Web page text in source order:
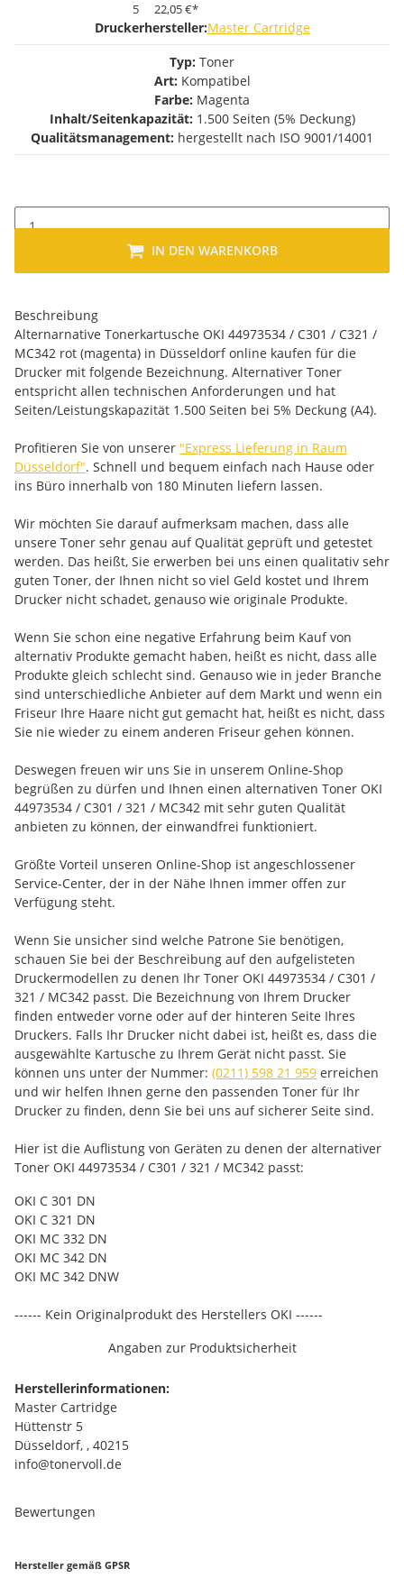
5
22,05 €*
Druckerhersteller:Master Cartridge
Typ: Toner
Art: Kompatibel
Farbe: Magenta
Inhalt/Seitenkapazität: 1.500 Seiten (5% Deckung)
Qualitätsmanagement: hergestellt nach ISO 9001/14001
IN DEN WARENKORB
Beschreibung
Alternarnative Tonerkartusche OKI 44973534 / C301 / C321 /
MC342 rot (magenta) in Düsseldorf online kaufen für die
Drucker mit folgende Bezeichnung. Alternativer Toner
entspricht allen technischen Anforderungen und hat
Seiten/Leistungskapazität 1.500 Seiten bei 5% Deckung (A4).
Profitieren Sie von unserer "Express Lieferung in Raum
Düsseldorf". Schnell und bequem einfach nach Hause oder
ins Büro innerhalb von 180 Minuten liefern lassen.
Wir möchten Sie darauf aufmerksam machen, dass alle
unsere Toner sehr genau auf Qualität geprüft und getestet
werden. Das heißt, Sie erwerben bei uns einen qualitativ sehr
guten Toner, der Ihnen nicht so viel Geld kostet und Ihrem
Drucker nicht schadet, genauso wie originale Produkte.
Wenn Sie schon eine negative Erfahrung beim Kauf von
alternativ Produkte gemacht haben, heißt es nicht, dass alle
Produkte gleich schlecht sind. Genauso wie in jeder Branche
sind unterschiedliche Anbieter auf dem Markt und wenn ein
Friseur Ihre Haare nicht gut gemacht hat, heißt es nicht, dass
Sie nie wieder zu einem anderen Friseur gehen können.
Deswegen freuen wir uns Sie in unserem Online-Shop
begrüßen zu dürfen und Ihnen einen alternativen Toner OKI
44973534 / C301 / 321 / MC342 mit sehr guten Qualität
anbieten zu können, der einwandfrei funktioniert.
Größte Vorteil unseren Online-Shop ist angeschlossener
Service-Center, der in der Nähe Ihnen immer offen zur
Verfügung steht.
Wenn Sie unsicher sind welche Patrone Sie benötigen,
schauen Sie bei der Beschreibung auf den aufgelisteten
Druckermodellen zu denen Ihr Toner OKI 44973534 / C301 /
321 / MC342 passt. Die Bezeichnung von Ihrem Drucker
finden entweder vorne oder auf der hinteren Seite Ihres
Druckers. Falls Ihr Drucker nicht dabei ist, heißt es, dass die
ausgewählte Kartusche zu Ihrem Gerät nicht passt. Sie
können uns unter der Nummer: (0211) 598 21 959 erreichen
und wir helfen Ihnen gerne den passenden Toner für Ihr
Drucker zu finden, denn Sie bei uns auf sicherer Seite sind.
Hier ist die Auflistung von Geräten zu denen der alternativer
Toner OKI 44973534 / C301 / 321 / MC342 passt:
OKI C 301 DN
OKI C 321 DN
OKI MC 332 DN
OKI MC 342 DN
OKI MC 342 DNW
------ Kein Originalprodukt des Herstellers OKI ------
Angaben zur Produktsicherheit
Herstellerinformationen:
Master Cartridge
Hüttenstr 5
Düsseldorf, , 40215
info@tonervoll.de
Bewertungen
Hersteller gemäß GPSR